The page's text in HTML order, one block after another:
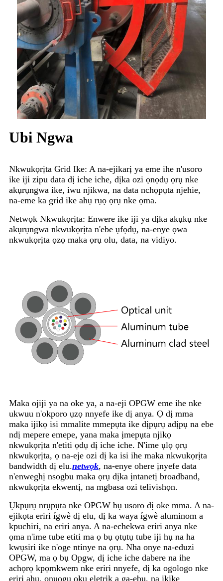
Ubi Ngwa
Nkwukọrịta Grid Ike: A na-ejikarị ya eme ihe n'usoro
ike iji zipu data dị iche iche, dịka ozi ọnọdụ ọrụ nke
akụrụngwa ike, iwu njikwa, na data nchọpụta njehie,
na-eme ka grid ike ahụ rụọ ọrụ nke ọma.
Netwọk Nkwukọrịta: Enwere ike iji ya dịka akụkụ nke
akụrụngwa nkwukọrịta n'ebe ụfọdụ, na-enye ọwa
nkwukọrịta ọzọ maka ọrụ olu, data, na vidiyo.
Maka ojiji ya na oke ya, a na-eji OPGW eme ihe nke
ukwuu n'okporo ụzọ nnyefe ike dị anya. Ọ dị mma
maka ijikọ isi mmalite mmepụta ike dịpụrụ adịpụ na ebe
ndị mepere emepe, yana maka ịmepụta njikọ
nkwukọrịta n'etiti ọdụ dị iche iche. N'ime ụlọ ọrụ
nkwukọrịta, ọ na-eje ozi dị ka isi ihe maka nkwukọrịta
bandwidth dị elu.netwọk, na-enye ohere ịnyefe data
n'enweghị nsogbu maka ọrụ dịka ịntanetị broadband,
nkwukọrịta ekwentị, na mgbasa ozi telivishọn.
Ụkpụrụ nrụpụta nke OPGW bụ usoro dị oke mma. A na-
ejikọta eriri ígwè dị elu, dị ka waya ígwè aluminom a
kpuchiri, na eriri anya. A na-echekwa eriri anya nke
ọma n'ime tube etiti ma ọ bụ ọtụtụ tube iji hụ na ha
kwụsiri ike n'oge ntinye na ọrụ. Nha onye na-eduzi
OPGW, ma ọ bụ Opgw, dị iche iche dabere na ihe
achọrọ kpọmkwem nke eriri nnyefe, dị ka ogologo nke
eriri ahụ, ọnụọgụ ọkụ eletrik a ga-ebu, na ikike